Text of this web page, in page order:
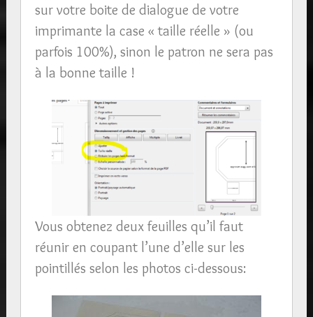
sur votre boite de dialogue de votre
imprimante la case « taille réelle » (ou
parfois 100%), sinon le patron ne sera pas
à la bonne taille !
Vous obtenez deux feuilles qu’il faut
réunir en coupant l’une d’elle sur les
pointillés selon les photos ci-dessous: